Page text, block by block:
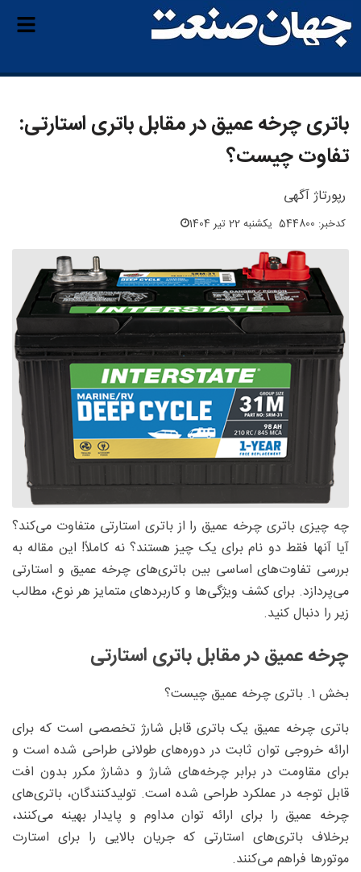
باتری چرخه عمیق در مقابل باتری استارتی:
تفاوت چیست؟
رپورتاژ آگهی
کدخبر: 544800 یکشنبه 22 تیر 1404
چه چیزی باتری چرخه عمیق را از باتری استارتی متفاوت می‌کند؟
آیا آنها فقط دو نام برای یک چیز هستند؟ نه کاملاً! این مقاله به
بررسی تفاوت‌های اساسی بین باتری‌های چرخه عمیق و استارتی
می‌پردازد. برای کشف ویژگی‌ها و کاربردهای متمایز هر نوع، مطالب
زیر را دنبال کنید.
چرخه عمیق در مقابل باتری استارتی
بخش ۱. باتری چرخه عمیق چیست؟
باتری چرخه عمیق یک باتری قابل شارژ تخصصی است که برای
ارائه خروجی توان ثابت در دوره‌های طولانی طراحی شده است و
برای مقاومت در برابر چرخه‌های شارژ و دشارژ مکرر بدون افت
قابل توجه در عملکرد طراحی شده است. تولیدکنندگان، باتری‌های
چرخه عمیق را برای ارائه توان مداوم و پایدار بهینه می‌کنند،
برخلاف باتری‌های استارتی که جریان بالایی را برای استارت
موتورها فراهم می‌کنند.